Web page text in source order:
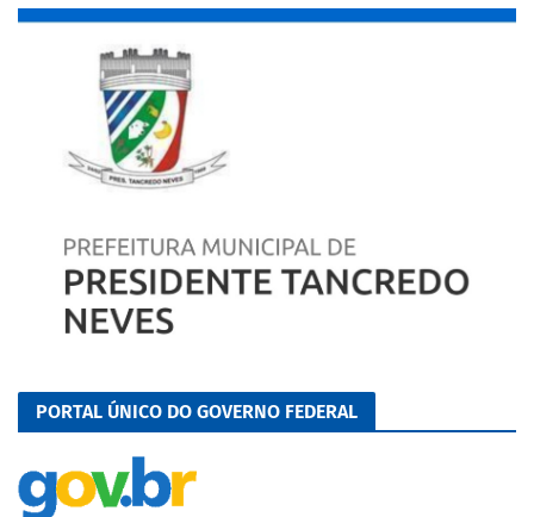
PORTAL ÚNICO DO GOVERNO FEDERAL